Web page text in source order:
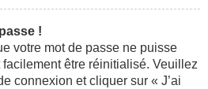
!
votre mot de passe ne puisse
être réinitialisé. Veuillez
connexion et cliquer sur « J’ai